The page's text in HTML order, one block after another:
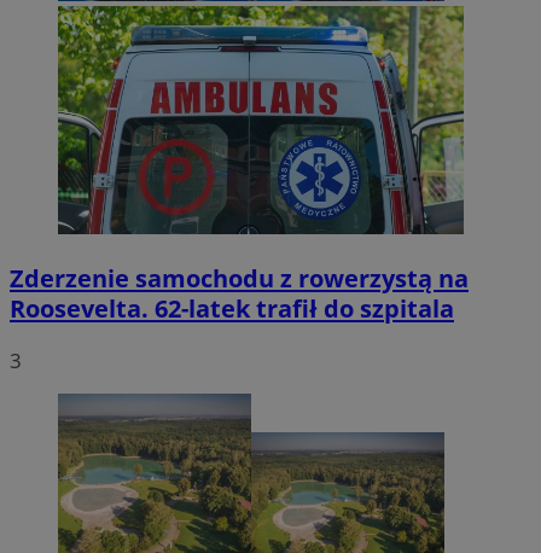
Zderzenie samochodu z rowerzystą na
Roosevelta. 62-latek trafił do szpitala
3